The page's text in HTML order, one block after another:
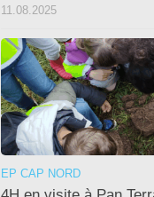
11.08.2025
EP CAP NORD